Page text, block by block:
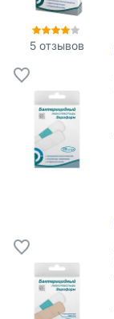
5 отзывов